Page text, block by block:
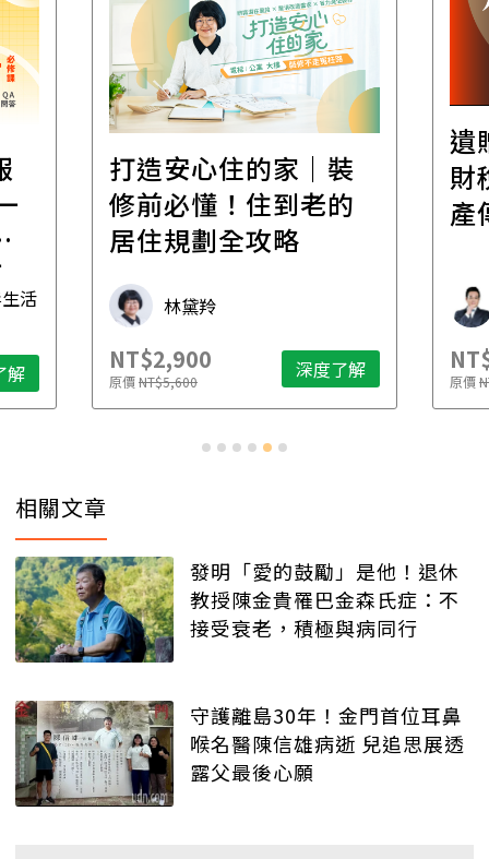
活
解
打造安心住的家｜裝
修前必懂！住到老的
居住規劃全攻略
林黛羚
NT$2,900
原價NT$5,600 深度了解
遺
財
產
原價
相關文章
發明「愛的鼓勵」是他！退休
教授陳金貴罹巴金森氏症：不
接受衰老，積極與病同行
守護離島30年！金門首位耳鼻
喉名醫陳信雄病逝 兒追思展透
露父最後心願